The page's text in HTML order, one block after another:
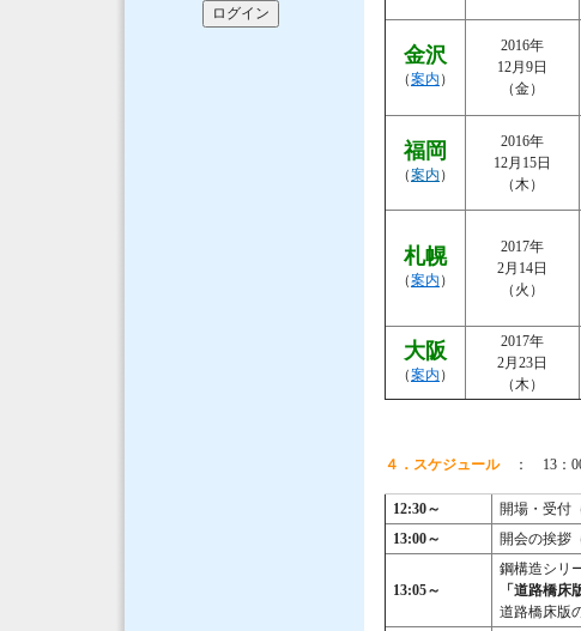
金沢
（案内 ）
2016年
12月9日
（金）
福岡
（案内 ）
2016年
12月15日
（木）
札幌
（案内 ）
2017年
2月14日
（火）
大阪
（案内 ）
2017年
2月23日
（木）
４．スケジュール： 13：00
12:30～
開場・受付
13:00～ 開会の挨拶
13:05～
鋼構造シリ
「道路橋
道路橋床版